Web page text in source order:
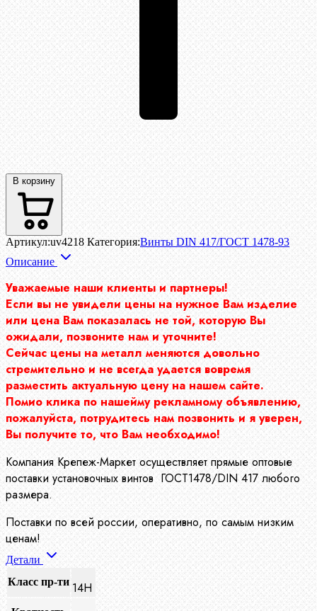
В корзину
Артикул:uv4218 Категория:Винты DIN 417/ГОСТ 1478-93
Описание
Уважаемые наши клиенты и партнеры!
Если вы не увидели цены на нужное Вам изделие
или цена Вам показалась не той, которую Вы
ожидали, позвоните нам и уточните!
Сейчас цены на металл меняются довольно
стремительно и не всегда удается вовремя
разместить актуальную цену на нашем сайте.
Помио клика по нашейму рекламному объявлению,
пожалуйста, потрудитесь нам позвонить и я уверен,
Вы получите то, что Вам необходимо!
Компания Крепеж-Маркет осуществляет прямые оптовые
поставки установочных винтов ГОСТ1478/DIN 417 любого
размера.
Поставки по всей россии, оперативно, по самым низким
ценам!
Детали
Класс пр-ти 14Н